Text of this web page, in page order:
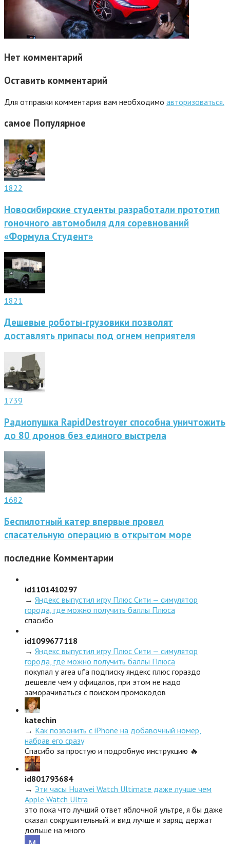
Нет комментарий
Оставить комментарий
Для отправки комментария вам необходимо авторизоваться.
самое Популярное
1822
Новосибирские студенты разработали прототип
гоночного автомобиля для соревнований
«Формула Студент»
1821
Дешевые роботы-грузовики позволят
доставлять припасы под огнем неприятеля
1739
Радиопушка RapidDestroyer способна уничтожить
до 80 дронов без единого выстрела
1682
Беспилотный катер впервые провел
спасательную операцию в открытом море
последние Комментарии
id1101410297
→ Яндекс выпустил игру Плюс Сити — симулятор
города, где можно получить баллы Плюса
спасибо
id1099677118
→ Яндекс выпустил игру Плюс Сити — симулятор
города, где можно получить баллы Плюса
покупал у area ufa подписку яндекс плюс гораздо
дешевле чем у офицалов, при этом не надо
заморачиваться с поиском промокодов
katechin
→ Как позвонить с iPhone на добавочный номер,
набрав его сразу
Спасибо за простую и подробную инструкцию 🔥
id801793684
→ Эти часы Huawei Watch Ultimate даже лучше чем
Apple Watch Ultra
это пока что лучший ответ яблочной ультре, я бы даже
сказал сокрушительный. и вид лучше и заряд держат
дольше на много